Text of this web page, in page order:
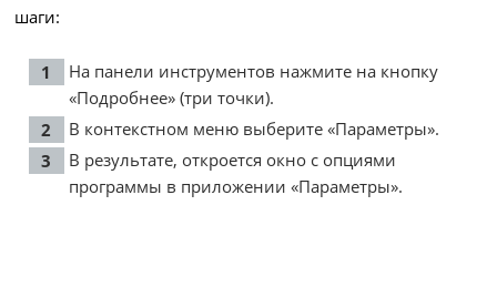
шаги:
На панели инструментов нажмите на кнопку
«Подробнее» (три точки).
В контекстном меню выберите «Параметры».
В результате, откроется окно с опциями
программы в приложении «Параметры».